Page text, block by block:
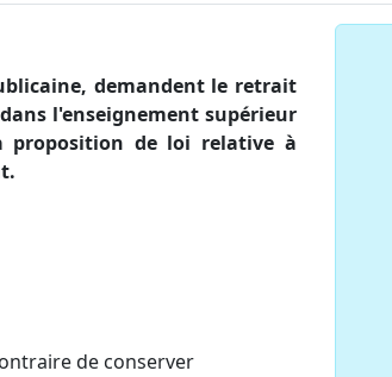
demandent le retrait
l'enseignement supérieur
proposition de loi relative à
de conserver